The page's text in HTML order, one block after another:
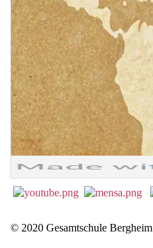
© 2020 Gesamtschule Bergheim